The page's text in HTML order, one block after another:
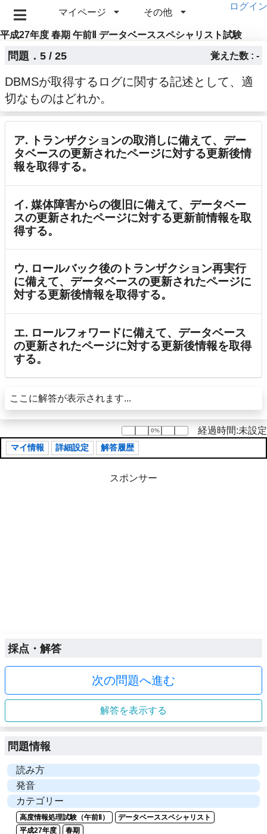
マイページ その他
ログイン
平成27年度 春期 午前Ⅱ データベーススペシャリスト試験
問題．5 / 25 覚えた数 : -
DBMSが取得するログに関する記述として、適
切なものはどれか。
ア. トランザクションの取消しに備えて、デー
タベースの更新されたページに対する更新後情
報を取得する。
イ. 媒体障害からの復旧に備えて、データベー
スの更新されたページに対する更新前情報を取
得する。
ウ. ロールバック後のトランザクション再実行
に備えて、データベースの更新されたページに
対する更新後情報を取得する。
エ. ロールフォワードに備えて、データベース
の更新されたページに対する更新後情報を取得
する。
ここに解答が表示されます...
0%
0% 経過時間:未設定
マイ情報 詳細設定 解答履歴
スポンサー
採点・解答
次の問題へ進む
解答を表示する
問題情報
読み方
発音
カテゴリー
高度情報処理試験（午前Ⅱ）
データベーススペシャリスト
平成27年度
春期